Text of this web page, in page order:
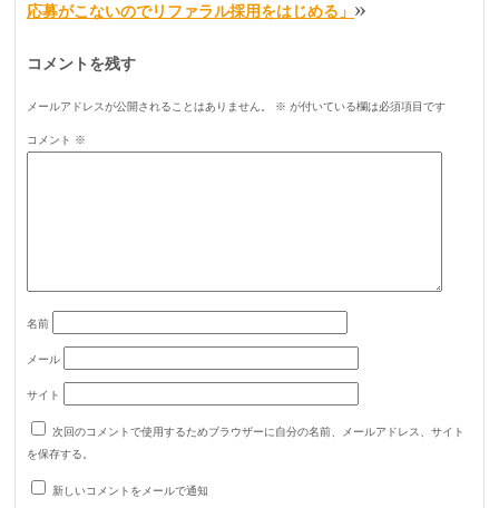
応募がこないのでリファラル採用をはじめる」 »
コメントを残す
メールアドレスが公開されることはありません。 ※ が付いている欄は必須項目です
コメント ※
名前
メール
サイト
次回のコメントで使用するためブラウザーに自分の名前、メールアドレス、サイト
を保存する。
新しいコメントをメールで通知